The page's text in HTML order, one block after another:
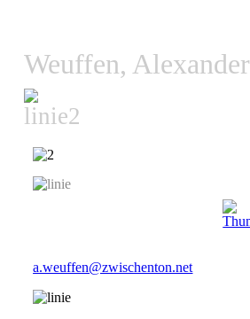
Weuffen, Alexander
a.weuffen@zwischenton.net